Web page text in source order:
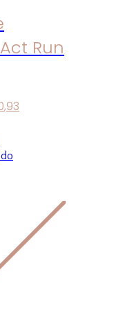
Run
,93